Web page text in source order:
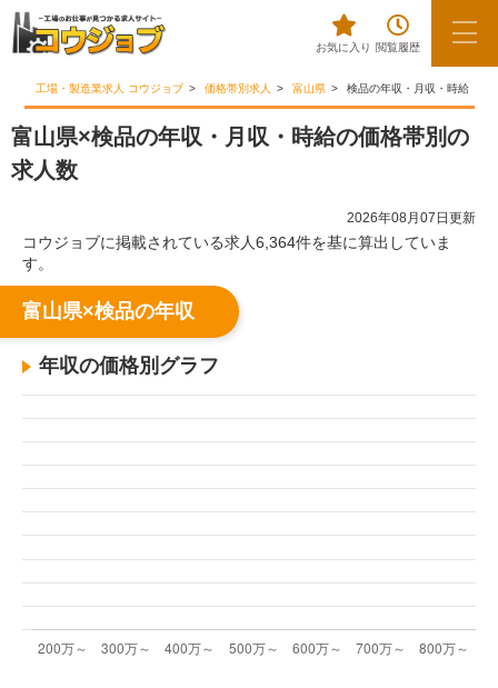
お気に入り 閲覧履歴
工場・製造業求人 コウジョブ 価格帯別求人 富山県 検品の年収・月収・時給
富山県×検品の年収・月収・時給の価格帯別の
求人数
2026年08月07日更新
コウジョブに掲載されている求人6,364件を基に算出していま
す。
富山県×検品の年収
年収の価格別グラフ